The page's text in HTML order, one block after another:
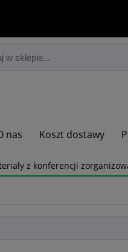
nas Koszt dostawy
z konferencji